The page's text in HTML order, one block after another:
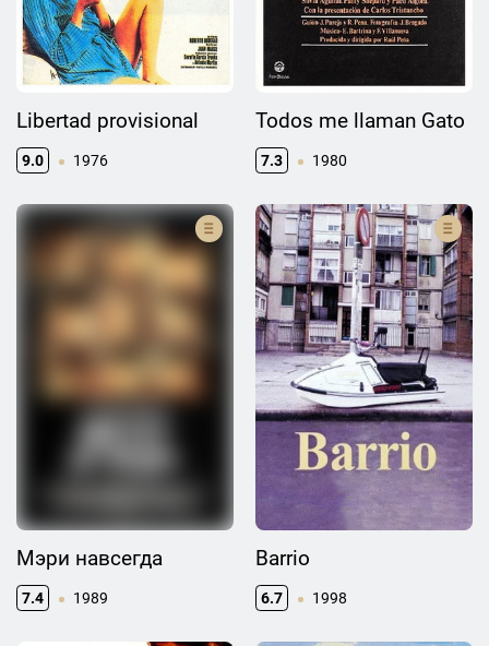
Libertad provisional
9.0 1976
Todos me llaman Gato
7.3 1980
Мэри навсегда
7.4 1989
Barrio
6.7 1998